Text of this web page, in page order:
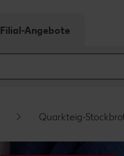
Filial-Angebote
Quarkteig-